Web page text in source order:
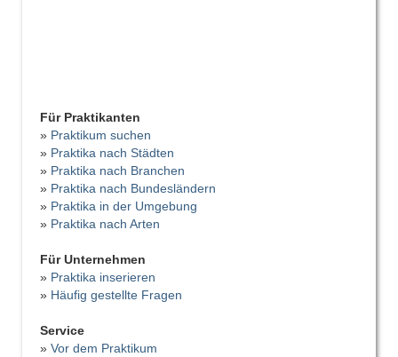
Für Praktikanten
» Praktikum suchen
» Praktika nach Städten
» Praktika nach Branchen
» Praktika nach Bundesländern
» Praktika in der Umgebung
» Praktika nach Arten
Für Unternehmen
» Praktika inserieren
» Häufig gestellte Fragen
Service
» Vor dem Praktikum